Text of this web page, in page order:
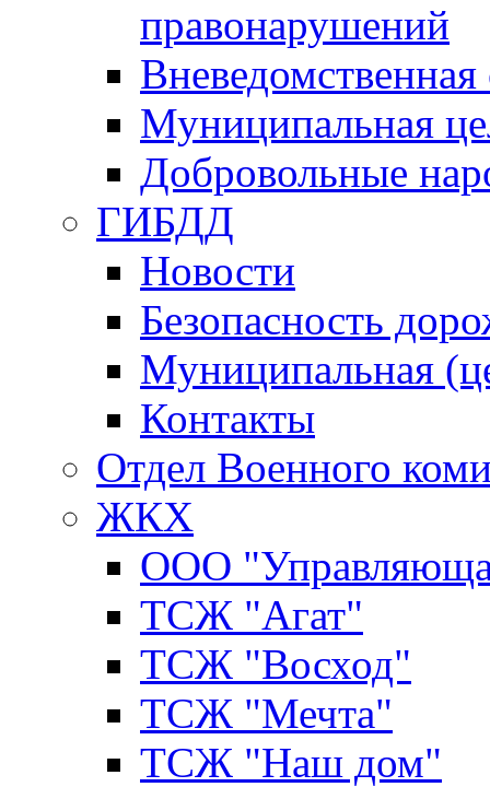
правонарушений
Вневедомственная
Муниципальная
Добровольные
ГИБДД
Новости
Безопасность
Муниципальная
Контакты
Отдел Военного
ЖКХ
ООО
ТСЖ "Агат"
ТСЖ "Восход"
ТСЖ "Мечта"
ТСЖ "Наш дом"